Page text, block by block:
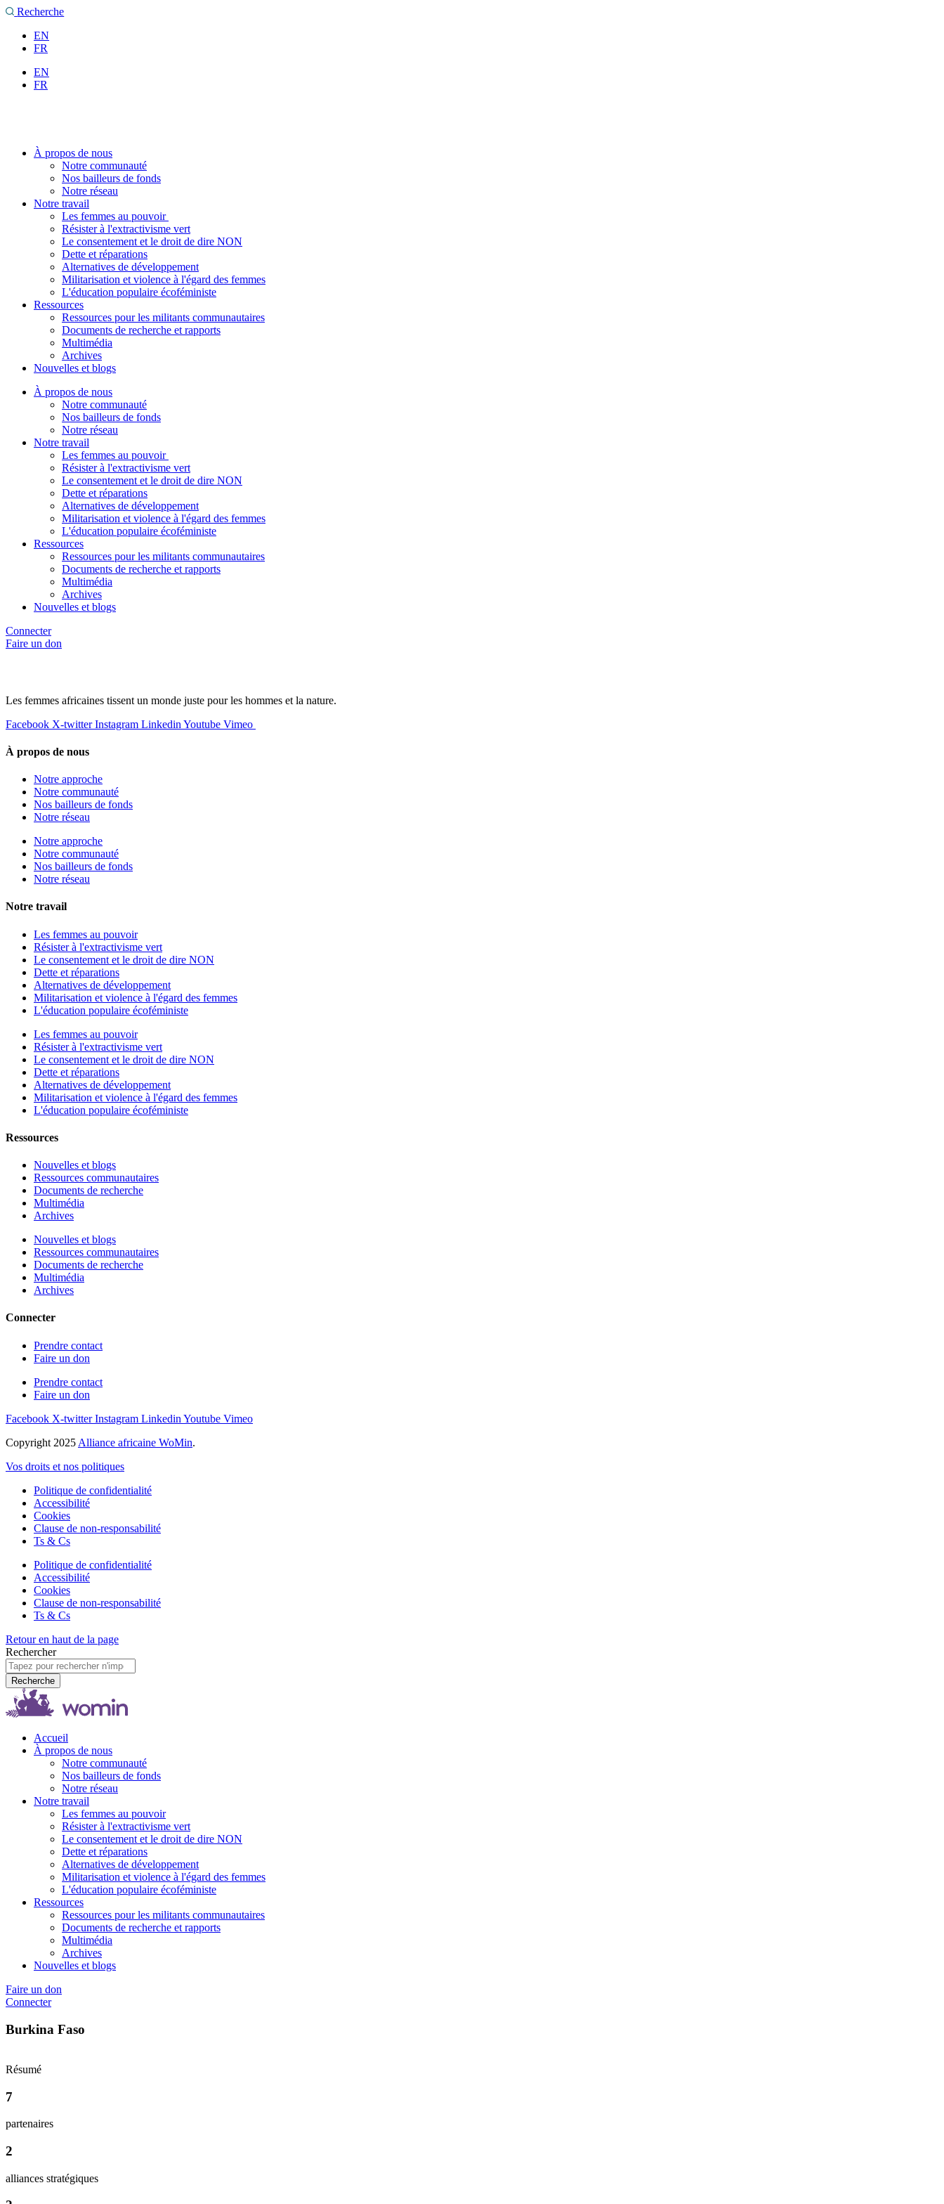
Aller
contenu
Recherche
EN
FR
EN
FR
À propos de nous
Notre communauté
Nos bailleurs de fonds
Notre réseau
Notre travail
Les femmes au pouvoir
Résister à l'extractivisme vert
Le consentement et le droit de dire NON
Dette et réparations
Alternatives de développement
Militarisation et violence à l'égard des femmes
L'éducation populaire écoféministe
Ressources
Ressources pour les militants communautaires
Documents de recherche et rapports
Multimédia
Archives
Nouvelles et blogs
À propos de nous
Notre communauté
Nos bailleurs de fonds
Notre réseau
Notre travail
Les femmes au pouvoir
Résister à l'extractivisme vert
Le consentement et le droit de dire NON
Dette et réparations
Alternatives de développement
Militarisation et violence à l'égard des femmes
L'éducation populaire écoféministe
Ressources
Ressources pour les militants communautaires
Documents de recherche et rapports
Multimédia
Archives
Nouvelles et blogs
Connecter
Faire un don
Les femmes africaines tissent un monde juste pour les hommes et la nature.
Facebook X-twitter Instagram Linkedin Youtube Vimeo
À propos de nous
Notre approche
Notre communauté
Nos bailleurs de fonds
Notre réseau
Notre approche
Notre communauté
Nos bailleurs de fonds
Notre réseau
Notre travail
Les femmes au pouvoir
Résister à l'extractivisme vert
Le consentement et le droit de dire NON
Dette et réparations
Alternatives de développement
Militarisation et violence à l'égard des femmes
L'éducation populaire écoféministe
Les femmes au pouvoir
Résister à l'extractivisme vert
Le consentement et le droit de dire NON
Dette et réparations
Alternatives de développement
Militarisation et violence à l'égard des femmes
L'éducation populaire écoféministe
Ressources
Nouvelles et blogs
Ressources communautaires
Documents de recherche
Multimédia
Archives
Nouvelles et blogs
Ressources communautaires
Documents de recherche
Multimédia
Archives
Connecter
Prendre contact
Faire un don
Prendre contact
Faire un don
Facebook X-twitter Instagram Linkedin Youtube Vimeo
Copyright 2025 Alliance africaine WoMin.
Vos droits et nos politiques
Politique de confidentialité
Accessibilité
Cookies
Clause de non-responsabilité
Ts & Cs
Politique de confidentialité
Accessibilité
Cookies
Clause de non-responsabilité
Ts & Cs
Retour en haut de la page
Rechercher
Recherche
Accueil
À propos de nous
Notre communauté
Nos bailleurs de fonds
Notre réseau
Notre travail
Les femmes au pouvoir
Résister à l'extractivisme vert
Le consentement et le droit de dire NON
Dette et réparations
Alternatives de développement
Militarisation et violence à l'égard des femmes
L'éducation populaire écoféministe
Ressources
Ressources pour les militants communautaires
Documents de recherche et rapports
Multimédia
Archives
Nouvelles et blogs
Faire un don
Connecter
Burkina Faso
Résumé
7
partenaires
2
alliances stratégiques